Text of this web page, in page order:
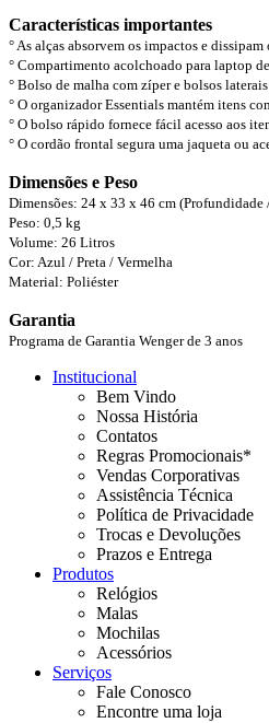
Características importantes
° As alças absorvem os impactos e
° Compartimento acolchoado para laptop
° Bolso de malha com zíper e bolsos
° O organizador Essentials mantém itens
° O bolso rápido fornece fácil acesso aos
° O cordão frontal segura uma jaqueta ou
Dimensões e Peso
Dimensões: 24 x 33 x 46 cm
Peso: 0,5 kg
Volume: 26 Litros
Cor: Azul / Preta / Vermelha
Material: Poliéster
Garantia
Programa de Garantia Wenger de 3 anos
Institucional
Bem Vindo
Nossa História
Contatos
Regras Promocionais*
Vendas Corporativas
Assistência Técnica
Política de Privacidade
Trocas e Devoluções
Prazos e Entrega
Produtos
Relógios
Malas
Mochilas
Acessórios
Serviços
Fale Conosco
Encontre uma loja